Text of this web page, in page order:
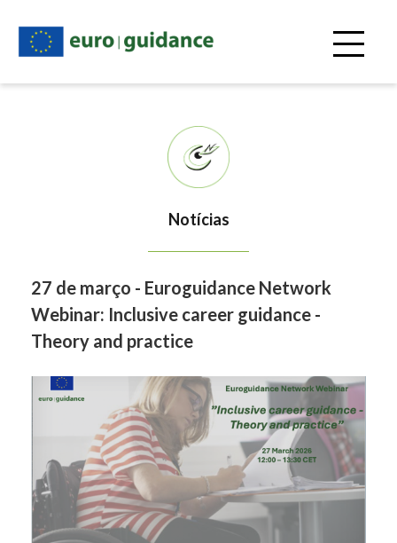
para
Notícias
27 de março - Euroguidance Network
Webinar: Inclusive career guidance -
Theory and practice